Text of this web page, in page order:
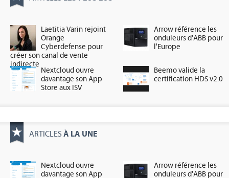
Laetitia Varin rejoint
Orange
Cyberdefense pour
créer son canal de vente
indirecte
Arrow référence les
onduleurs d'ABB pour
l'Europe
Nextcloud ouvre
davantage son App
Store aux ISV
Beemo valide la
certification HDS v2.0
ARTICLES À LA UNE
Nextcloud ouvre
davantage son App
Arrow référence les
onduleurs d'ABB pour